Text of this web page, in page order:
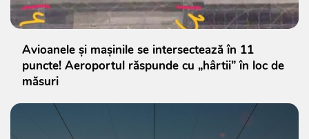
Avioanele și mașinile se intersectează în 11
puncte! Aeroportul răspunde cu „hârtii” în loc de
măsuri